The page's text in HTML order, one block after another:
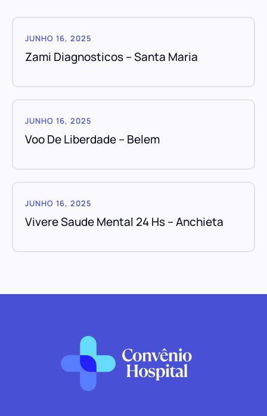
JUNHO 16, 2025
Zami Diagnosticos – Santa Maria
JUNHO 16, 2025
Voo De Liberdade – Belem
JUNHO 16, 2025
Vivere Saude Mental 24 Hs – Anchieta